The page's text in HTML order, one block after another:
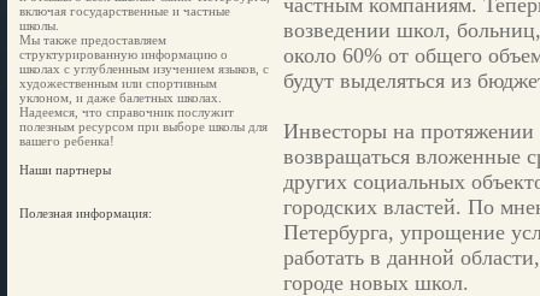
включая государственные и частные
школы.
Мы также предоставляем
структурированную информацию о
школах с углубленным изучением языков, с
художественным или спортивным
уклоном, и даже балетных школах.
Надеемся, что справочник послужит
полезным ресурсом при выборе школы для
вашего ребенка!
Наши партнеры
Полезная информация:
частным компаниям.
возведении школ,
около 60% от общего
будут выделяться из
Инвесторы на протяжении
возвращаться вложенные
других социальных
городских властей. По
Петербурга, упрощение
работать в данной
городе новых школ.